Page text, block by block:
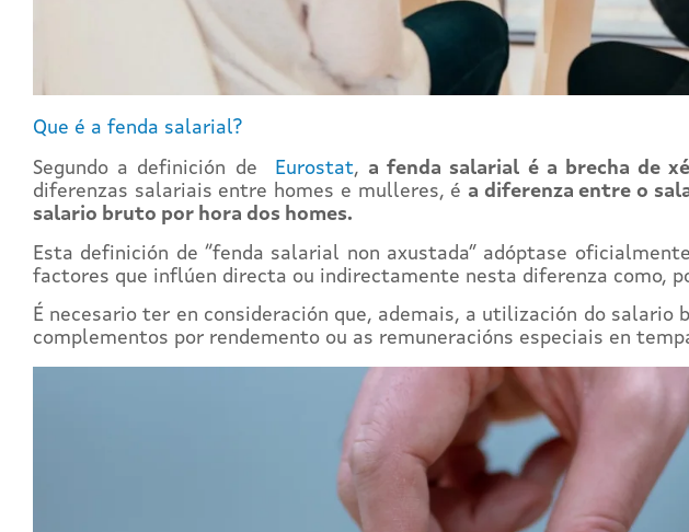
Que é a fenda salarial?
Segundo a definición de Eurostat, a fenda salarial é a brecha de
diferenzas salariais entre homes e mulleres, é a diferenza entre o
salario bruto por hora dos homes.
Esta definición de “fenda salarial non axustada” adóptase
factores que inflúen directa ou indirectamente nesta diferenza como,
É necesario ter en consideración que, ademais, a utilización do
complementos por rendemento ou as remuneracións especiais en